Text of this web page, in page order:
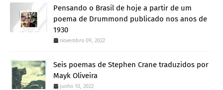
Pensando o Brasil de hoje a partir de um
poema de Drummond publicado nos anos de
1930
novembro 09, 2022
Seis poemas de Stephen Crane traduzidos por
Mayk Oliveira
junho 10, 2022